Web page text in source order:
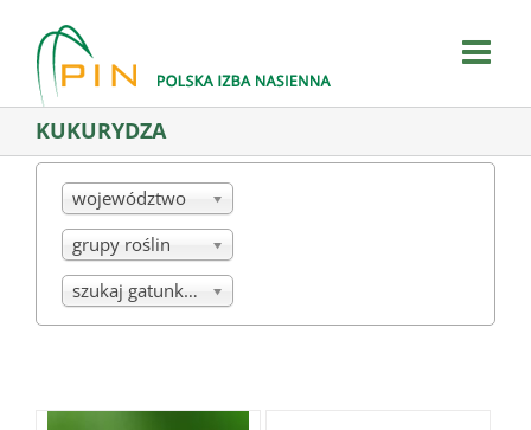
content
KUKURYDZA
województwo
grupy roślin
szukaj gatunku/mieszanki